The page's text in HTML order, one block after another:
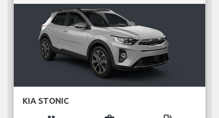
KIA STONIC